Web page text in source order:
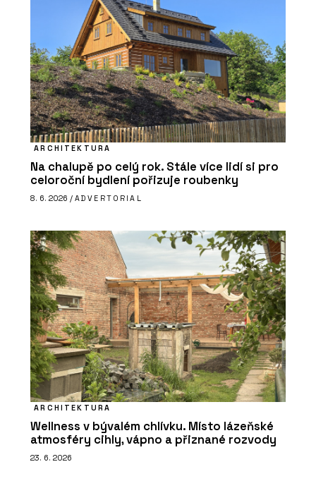
ARCHITEKTURA
Na chalupě po celý rok. Stále více lidí si pro
celoroční bydlení pořizuje roubenky
8. 6. 2026 / ADVERTORIAL
ARCHITEKTURA
Wellness v bývalém chlívku. Místo lázeňské
atmosféry cihly, vápno a přiznané rozvody
23. 6. 2026